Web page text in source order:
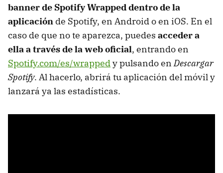
banner de Spotify Wrapped dentro de la
aplicación de Spotify, en Android o en iOS. En el
caso de que no te aparezca, puedes acceder a
ella a través de la web oficial, entrando en
Spotify.com/es/wrappedy pulsando enDescargar
Spotify. Al hacerlo, abrirá tu aplicación del móvil y
lanzará ya las estadísticas.